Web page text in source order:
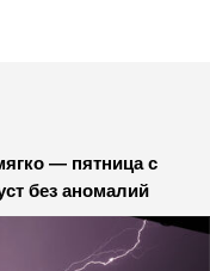
— пятница с
без аномалий